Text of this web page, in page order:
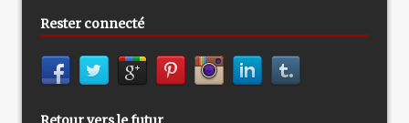
Rester connecté